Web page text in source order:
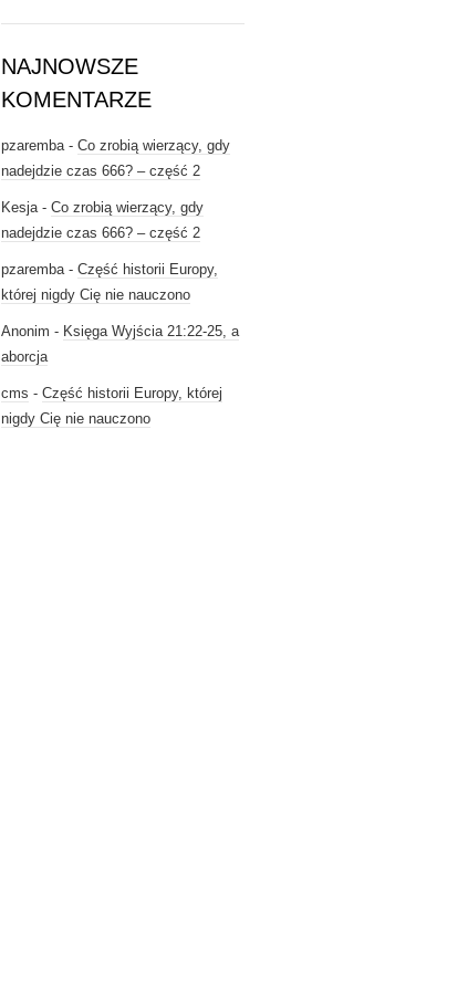
NAJNOWSZE
KOMENTARZE
pzaremba- Co zrobią wierzący, gdy
nadejdzie czas 666? – część 2
Kesja- Co zrobią wierzący, gdy
nadejdzie czas 666? – część 2
pzaremba- Część historii Europy,
której nigdy Cię nie nauczono
Anonim - Księga Wyjścia 21:22-25, a
aborcja
cms - Część historii Europy, której
nigdy Cię nie nauczono